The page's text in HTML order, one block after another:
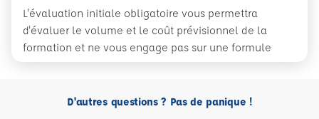
L'évaluation initiale obligatoire vous permettra
d'évaluer le volume et le coût prévisionnel de la
formation et ne vous engage pas sur une formule
D'autres questions ? Pas de panique !